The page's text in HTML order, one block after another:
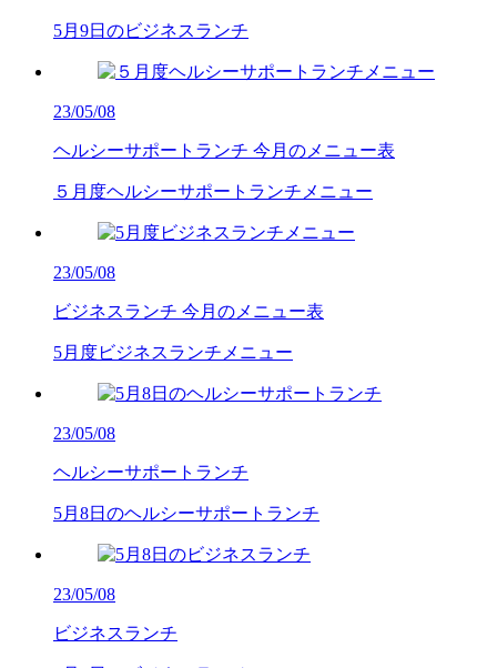
5月9日のビジネスランチ
23/05/08
ヘルシーサポートランチ 今月のメニュー表
５月度ヘルシーサポートランチメニュー
23/05/08
ビジネスランチ 今月のメニュー表
5月度ビジネスランチメニュー
23/05/08
ヘルシーサポートランチ
5月8日のヘルシーサポートランチ
23/05/08
ビジネスランチ